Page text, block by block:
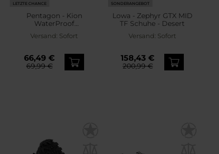
LETZTE CHANCE
Pentagon - Kion
WaterProof
Trekkingschuhe - Tactical
Versand: Sofort
66,49 €
69,99 €
SONDERANGEBOT
Lowa - Zephyr GTX MID
TF Schuhe - Desert
Versand: Sofort
158,43 €
200,99 €